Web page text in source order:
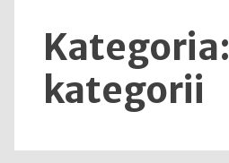
Kategoria:
kategorii